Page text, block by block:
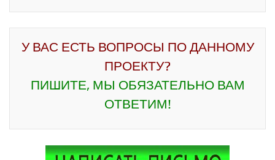
У ВАС ЕСТЬ ВОПРОСЫ ПО ДАННОМУ
ПРОЕКТУ?
ПИШИТЕ, МЫ ОБЯЗАТЕЛЬНО ВАМ
ОТВЕТИМ!